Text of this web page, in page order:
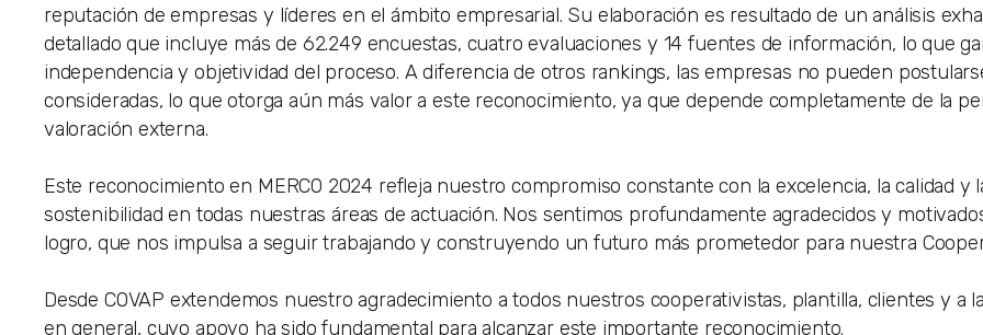
reputación de empresas y líderes en el ámbito empresarial. Su elaboración es resultado de un análisis
detallado que incluye más de 62.249 encuestas, cuatro evaluaciones y 14 fuentes de información, lo que
independencia y objetividad del proceso. A diferencia de otros rankings, las empresas no pueden
consideradas, lo que otorga aún más valor a este reconocimiento, ya que depende completamente de la
valoración externa.
Este reconocimiento en MERCO 2024 refleja nuestro compromiso constante con la excelencia, la calidad y
sostenibilidad en todas nuestras áreas de actuación. Nos sentimos profundamente agradecidos y
logro, que nos impulsa a seguir trabajando y construyendo un futuro más prometedor para nuestra
Desde COVAP extendemos nuestro agradecimiento a todos nuestros cooperativistas, plantilla, clientes y a
en general, cuyo apoyo ha sido fundamental para alcanzar este importante reconocimiento.